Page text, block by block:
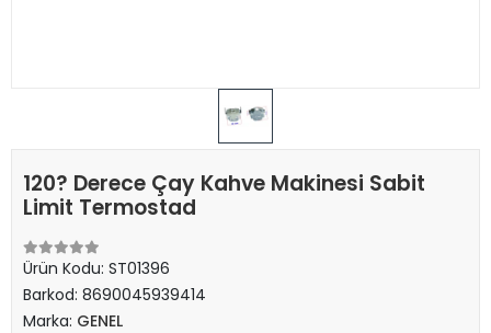
120? Derece Çay Kahve Makinesi Sabit
Limit Termostad
Ürün Kodu: ST01396
Barkod: 8690045939414
Marka: GENEL